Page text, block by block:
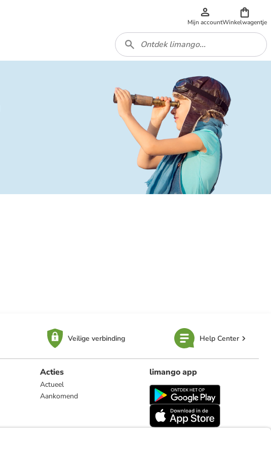
Mijn accountWinkelwagentje
Veilige verbinding Help Center
Acties
Actueel
Aankomend
limango app